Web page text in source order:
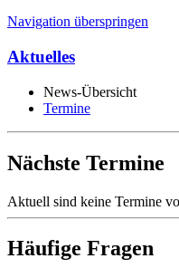
Navigation überspringen
Aktuelles
News-Übersicht
Termine
Nächste Termine
Aktuell sind keine Termine
Häufige Fragen